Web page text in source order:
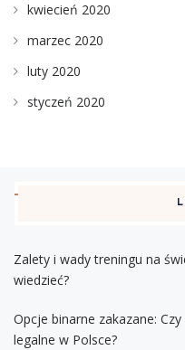
kwiecień 2020
marzec 2020
luty 2020
styczeń 2020
Zalety i wady treningu na
wiedzieć?
Opcje binarne zakazane:
legalne w Polsce?